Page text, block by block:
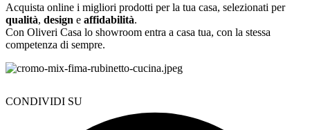
Acquista online i migliori prodotti per la tua casa, selezionati per
qualità, design e affidabilità.
Con Oliveri Casa lo showroom entra a casa tua, con la stessa
competenza di sempre.
CONDIVIDI SU